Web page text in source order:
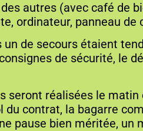
autres (avec café de
ordinateur, panneau
un de secours étaient
de sécurité, le
seront réalisées le
du contrat, la bagarre
pause bien méritée,